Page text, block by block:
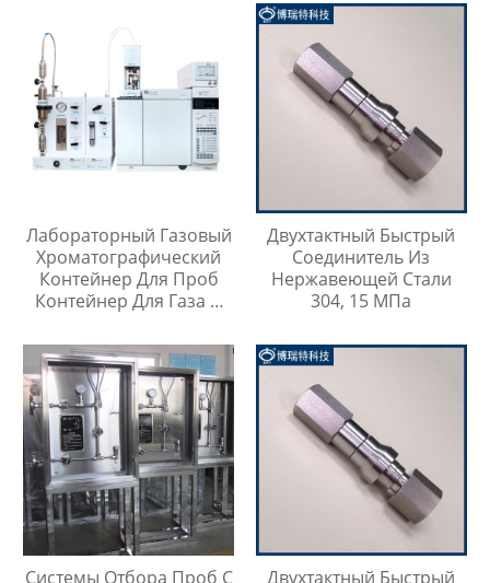
Лабораторный Газовый
Хроматографический
Контейнер Для Проб
Контейнер Для Газа И
Инъекций
Двухтактный Быстрый
Соединитель Из
Нержавеющей Стали
304, 15 МПа
Системы Отбора Проб С
Двухтактный Быстрый